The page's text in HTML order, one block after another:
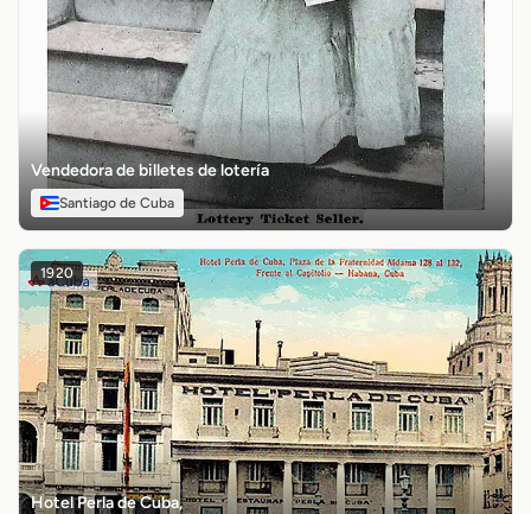
Vendedora de billetes de lotería
Santiago de Cuba
1920
Hotel Perla de Cuba,